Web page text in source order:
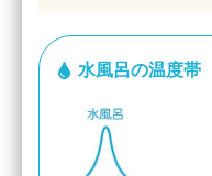
水風呂の温度帯